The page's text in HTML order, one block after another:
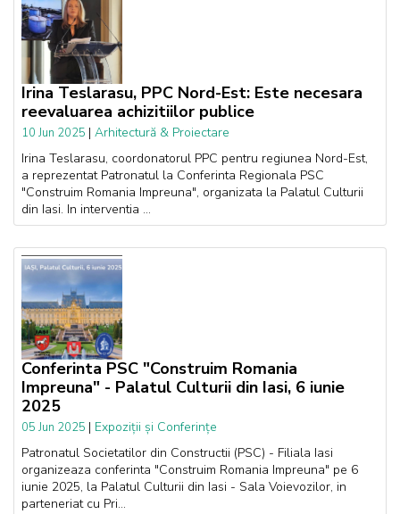
Irina Teslarasu, PPC Nord-Est: Este necesara
reevaluarea achizitiilor publice
10 Jun 2025 | Arhitectură & Proiectare
Irina Teslarasu, coordonatorul PPC pentru regiunea Nord-Est,
a reprezentat Patronatul la Conferinta Regionala PSC
"Construim Romania Impreuna", organizata la Palatul Culturii
din Iasi. In interventia ...
Conferinta PSC "Construim Romania
Impreuna" - Palatul Culturii din Iasi, 6 iunie
2025
05 Jun 2025 | Expoziții și Conferințe
Patronatul Societatilor din Constructii (PSC) - Filiala Iasi
organizeaza conferinta "Construim Romania Impreuna" pe 6
iunie 2025, la Palatul Culturii din Iasi - Sala Voievozilor, in
parteneriat cu Pri...